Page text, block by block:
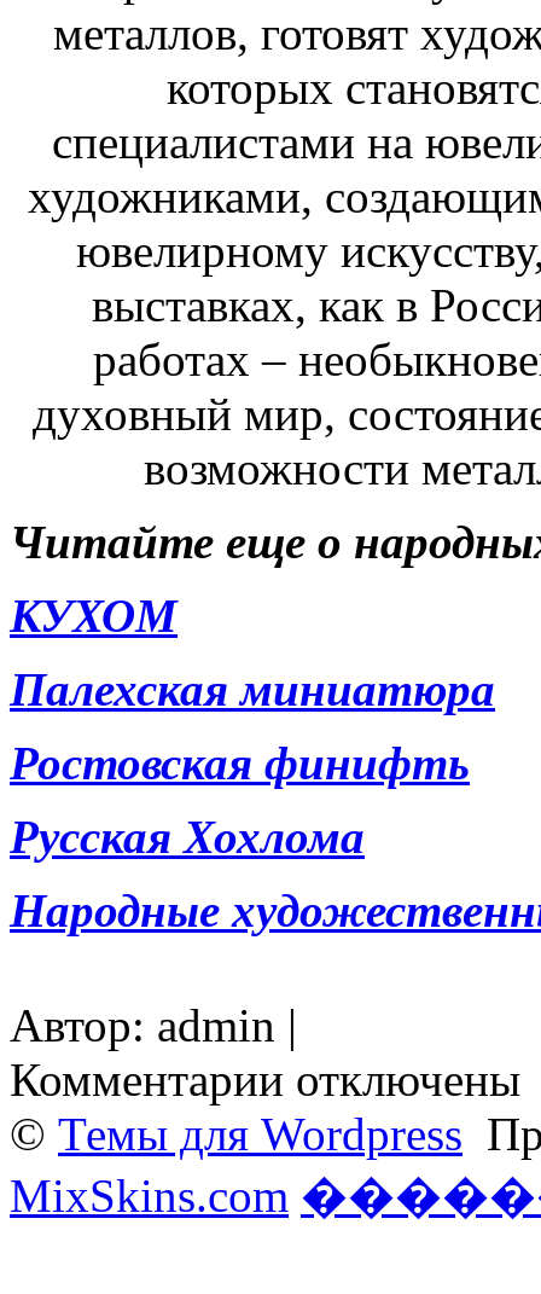
металлов, готовят
которых
специалистами на
художниками,
ювелирному
выставках, как в
работах –
духовный мир,
возможности
Читайте еще о
КУХОМ
Палехская миниатюра
Ростовская финифть
Русская Хохлома
Народные
Автор: admin |
Комментарии записи
ювелирный
промысел.
отключены
© Темы для Wordpress
MixSkins.com